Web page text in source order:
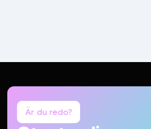
Är du redo?